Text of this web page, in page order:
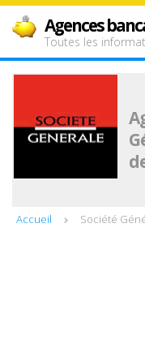
Agences
Toutes les
Accueil Société